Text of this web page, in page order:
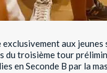
aux
du troisième tour
en Seconde B par la